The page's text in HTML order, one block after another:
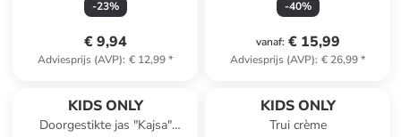
-23%
€ 9,94
Adviesprijs (AVP): € 12,99*
-40%
vanaf: € 15,99
Adviesprijs (AVP): € 26,99*
KIDS ONLY
Doorgestikte jas "Kajsa"
KIDS ONLY
Trui crème